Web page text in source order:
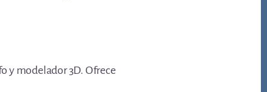
y modelador 3D. Ofrece